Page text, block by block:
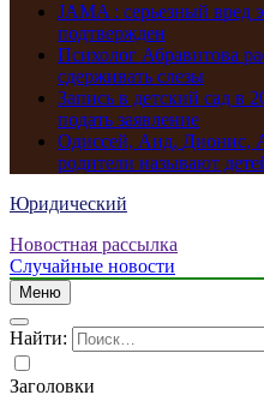
JAMA : серьезный вред
подтвержден
Психолог Абравитова
сдерживать слезы
Запись в детский сад в
подать заявление
Одиссей, Аид, Дионис,
родители называют
Юридический
Новостная рассылка
Случайные новости
Меню
Найти:
Заголовки